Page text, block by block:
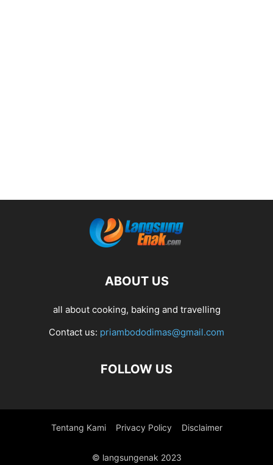
ABOUT US
all about cooking, baking and travelling
Contact us: priambododimas@gmail.com
FOLLOW US
Tentang Kami Privacy Policy Disclaimer
© langsungenak 2023